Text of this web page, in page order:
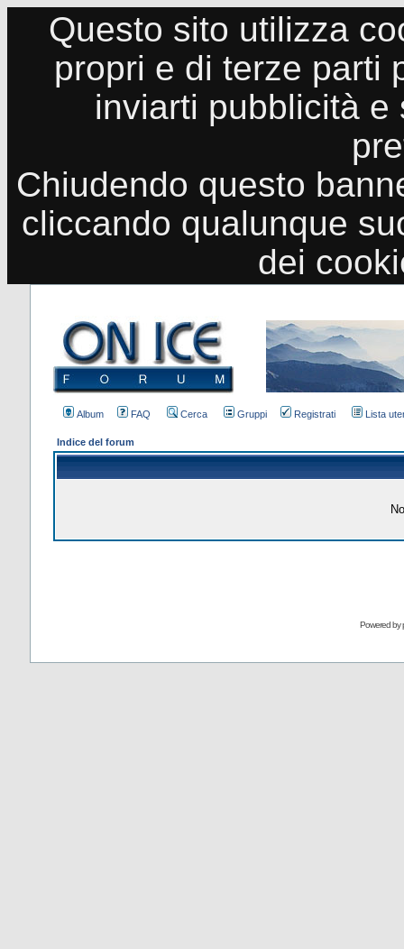
Questo sito utilizza
propri e di terze parti
inviarti pubblicità
Chiudendo questo
cliccando qualunque
dei
Album FAQ Cerca Gruppi Registrati Lista
Indice del forum
Powered by